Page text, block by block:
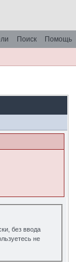
Помощь
Поиск
без ввода
не